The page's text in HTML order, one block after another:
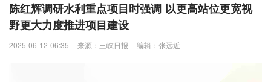
陈红辉调研水利重点项目时强调 以更高站位更宽视
野更大力度推进项目建设
2025-06-12 06:35 来源：三峡日报 编辑：张远近